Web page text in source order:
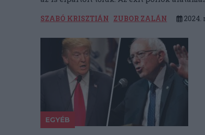
SZABÓ KRISZTIÁN ZUBOR ZALÁN 2024.
EGYÉB